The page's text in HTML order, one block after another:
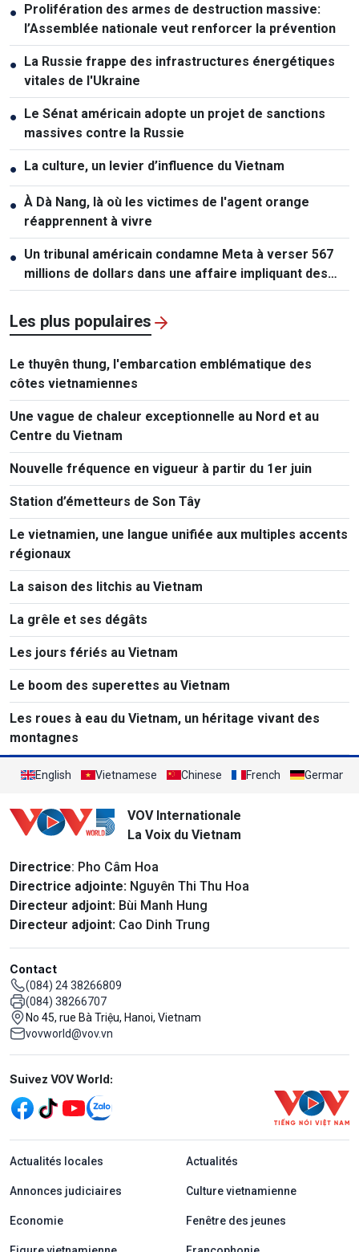
● Prolifération des armes de destruction massive:
l’Assemblée nationale veut renforcer la prévention
● La Russie frappe des infrastructures énergétiques
vitales de l'Ukraine
● Le Sénat américain adopte un projet de sanctions
massives contre la Russie
● La culture, un levier d’influence du Vietnam
● À Dà Nang, là où les victimes de l'agent orange
réapprennent à vivre
● Un tribunal américain condamne Meta à verser 567
millions de dollars dans une affaire impliquant des
mineurs
Les plus populaires
Le thuyên thung, l'embarcation emblématique des
côtes vietnamiennes
Une vague de chaleur exceptionnelle au Nord et au
Centre du Vietnam
Nouvelle fréquence en vigueur à partir du 1er juin
Station d’émetteurs de Son Tây
Le vietnamien, une langue unifiée aux multiples accents
régionaux
La saison des litchis au Vietnam
La grêle et ses dégâts
Les jours fériés au Vietnam
Le boom des superettes au Vietnam
Les roues à eau du Vietnam, un héritage vivant des
montagnes
English Vietnamese Chinese French German
VOV Internationale
La Voix du Vietnam
Directrice: Pho Câm Hoa
Directrice adjointe: Nguyên Thi Thu Hoa
Directeur adjoint: Bùi Manh Hung
Directeur adjoint: Cao Dinh Trung
Contact
(084) 24 38266809
(084) 38266707
No 45, rue Bà Triệu, Hanoi, Vietnam
vovworld@vov.vn
Mạng xã hội
Suivez VOV World:
menu footer tiếng Pháp
Actualités locales Actualités
Annonces judiciaires Culture vietnamienne
Economie Fenêtre des jeunes